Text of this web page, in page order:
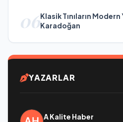
06Klasik Tınıların
Karadoğan
YAZARLAR
A Kalite Haber